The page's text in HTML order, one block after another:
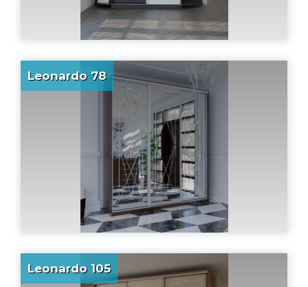
Leonardo 78
Leonardo 105